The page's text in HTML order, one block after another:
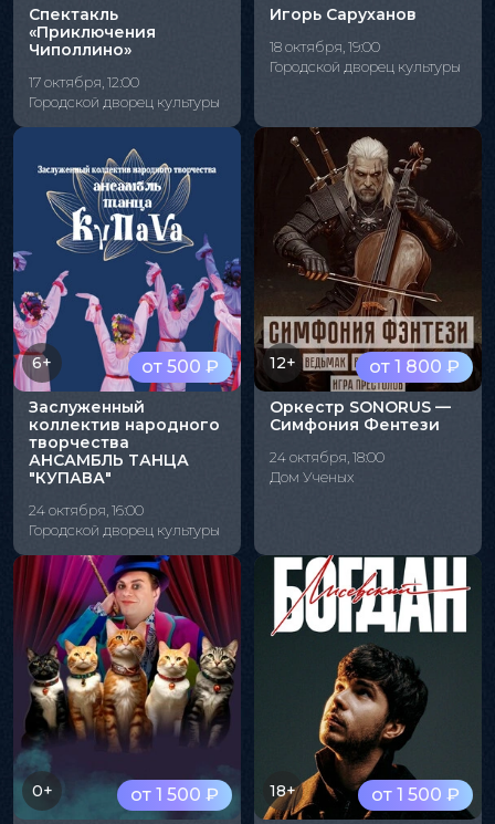
Спектакль
«Приключения
Чиполлино»
17 октября, 12:00
Городской дворец культуры
Игорь Саруханов
18 октября, 19:00
Городской дворец культуры
от 500 ₽
6+
Заслуженный
коллектив народного
творчества
АНСАМБЛЬ ТАНЦА
"КУПАВА"
24 октября, 16:00
Городской дворец культуры
от 1 800 ₽
12+
Оркестр SONORUS —
Симфония Фентези
24 октября, 18:00
Дом Ученых
от 1 500 ₽
0+ от 1 500 ₽
18+